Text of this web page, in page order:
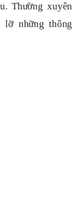
Thường xuyên
lỡ những thông